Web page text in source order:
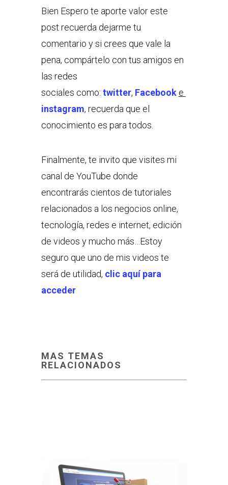
Bien Espero te aporte valor este
post recuerda dejarme tu
comentario y si crees que vale la
pena, compártelo con tus amigos en
las redes
sociales como: twitter, Facebook e
instagram, recuerda que el
conocimiento es para todos.
Finalmente, te invito que visites mi
canal de YouTube donde
encontrarás cientos de tutoriales
relacionados a los negocios online,
tecnología, redes e internet, edición
de videos y mucho más…Estoy
seguro que uno de mis videos te
será de utilidad, clic aquí para
acceder
MAS TEMAS
RELACIONADOS